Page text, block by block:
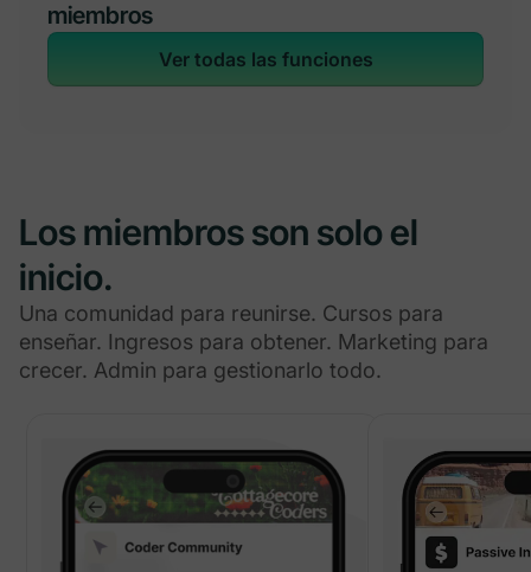
miembros
Ver todas las funciones
Los miembros son solo el
inicio.
Una comunidad para reunirse. Cursos para
enseñar. Ingresos para obtener. Marketing para
crecer. Admin para gestionarlo todo.